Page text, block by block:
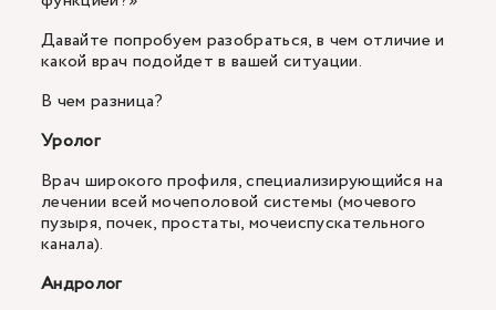
Давайте попробуем разобраться, в чем отличие и
какой врач подойдет в вашей ситуации.
В чем разница?
Уролог
Врач широкого профиля, специализирующийся на
лечении всей мочеполовой системы (мочевого
пузыря, почек, простаты, мочеиспускательного
канала).
Андролог